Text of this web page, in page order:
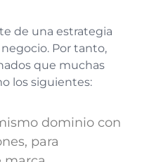
de una estrategia
Por tanto,
que muchas
los siguientes:
dominio con
para